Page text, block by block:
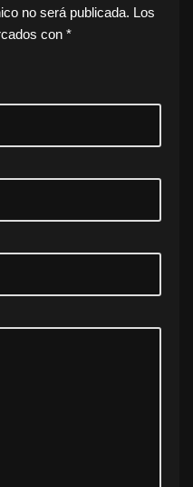
no será publicada. Los
con *